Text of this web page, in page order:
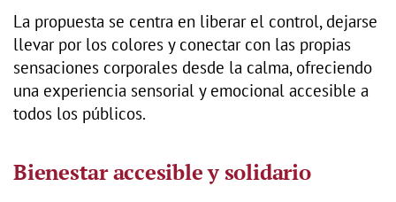
La propuesta se centra en liberar el control, dejarse
llevar por los colores y conectar con las propias
sensaciones corporales desde la calma, ofreciendo
una experiencia sensorial y emocional accesible a
todos los públicos.
Bienestar accesible y solidario